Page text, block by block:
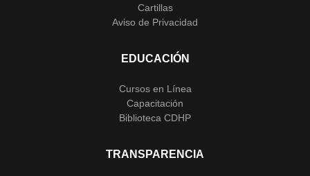
Cartillas
Aviso de Privacidad
EDUCACIÓN
Cursos en Línea
Capacitación
Biblioteca CDHP
TRANSPARENCIA